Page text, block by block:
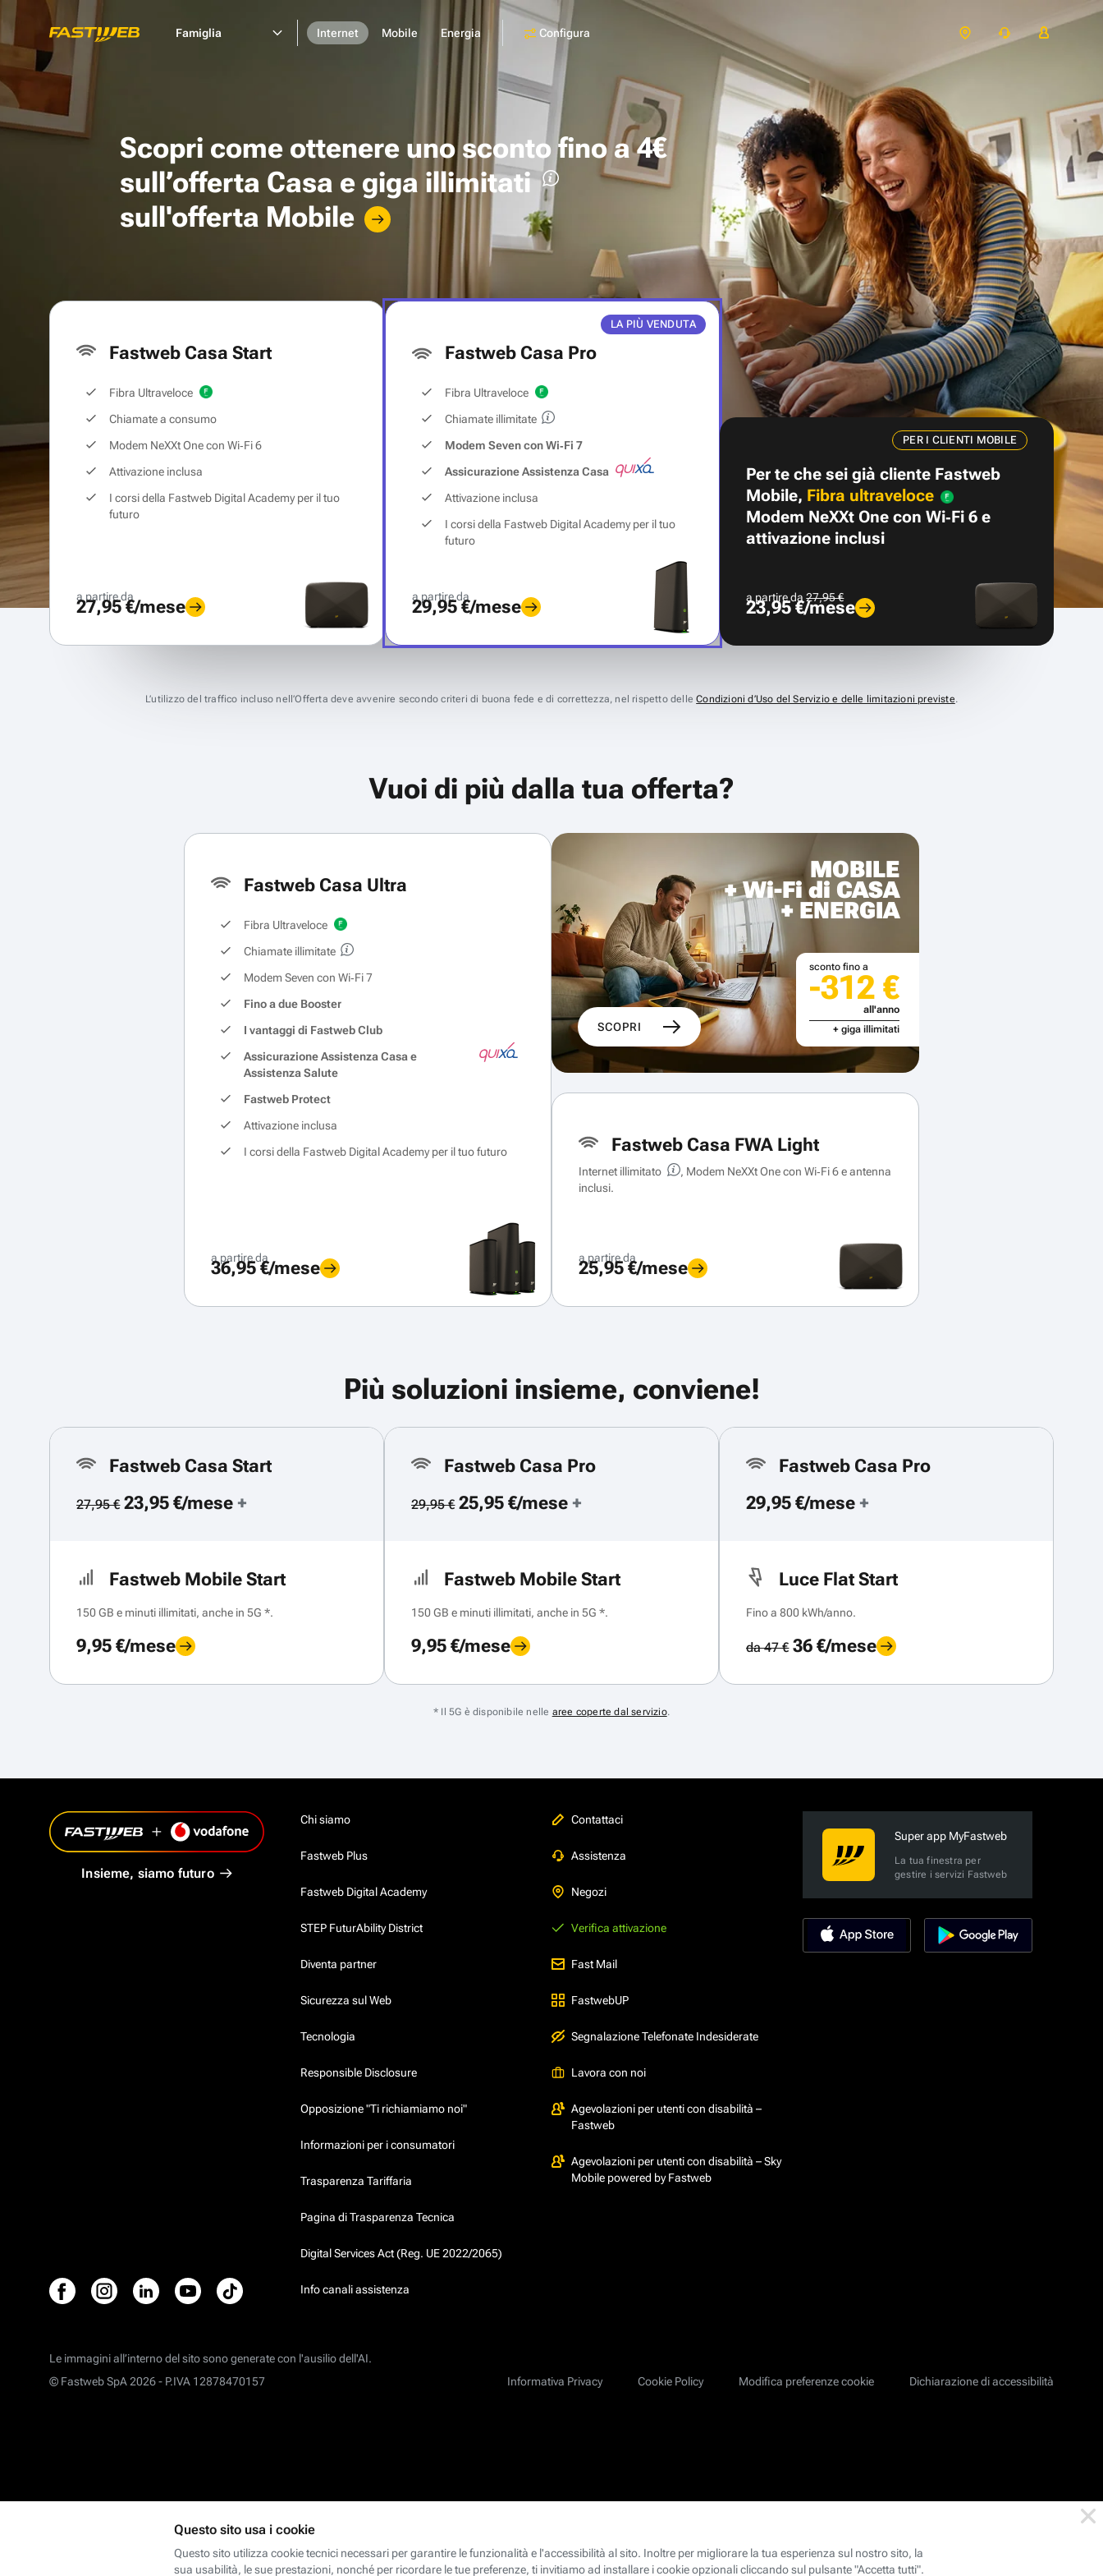
Famiglia Internet Mobile Energia Configura
Scopri come ottenere unosconto fino a 4€
sull’offerta Casa e giga illimitati
sull'offerta Mobile
Fastweb Casa Start
Fibra Ultraveloce
Chiamate a consumo
Modem NeXXt One con Wi‑Fi 6
Attivazione inclusa
I corsi della Fastweb Digital Academy per il tuo
futuro
a partire da
27,95 €/mese
LA PIÙ VENDUTA
Fastweb Casa Pro
Fibra Ultraveloce
Chiamate illimitate
Modem Seven con Wi‑Fi 7
Assicurazione Assistenza Casa
Attivazione inclusa
I corsi della Fastweb Digital Academy per il tuo
futuro
a partire da
29,95 €/mese
PER I CLIENTI MOBILE
Per te che sei già cliente Fastweb
Mobile, Fibra ultraveloce
Modem NeXXt One con Wi‑Fi 6 e
attivazione inclusi
a partire da27,95 €
23,95 €/mese
L’utilizzo del traffico incluso nell’Offerta deve avvenire secondo criteri di buona fede e di correttezza, nel rispetto delleCondizioni d’Uso del Servizio e delle limitazioni previste.
Vuoi di più dalla tua offerta?
Fastweb Casa Ultra
Fibra Ultraveloce
Chiamate illimitate
Modem Seven con Wi‑Fi 7
Fino a due Booster
I vantaggi di Fastweb Club
Assicurazione Assistenza Casa e
Assistenza Salute
Fastweb Protect
Attivazione inclusa
I corsi della Fastweb Digital Academy per il tuo futuro
a partire da
36,95 €/mese
MOBILE
+ Wi-Fi di CASA
+ ENERGIA
SCOPRI
sconto fino a
-312 €
all'anno
+ giga illimitati
Fastweb Casa FWA Light
Internet illimitato
, Modem NeXXt One con Wi‑Fi 6 e antenna
inclusi.
a partire da
25,95 €/mese
Più soluzioni insieme, conviene!
Fastweb Casa Start
27,95 €23,95 €/mese +
Fastweb Mobile Start
150 GB e minuti illimitati, anche in 5G *.
9,95 €/mese
Fastweb Casa Pro
29,95 €25,95 €/mese +
Fastweb Mobile Start
150 GB e minuti illimitati, anche in 5G *.
9,95 €/mese
Fastweb Casa Pro
29,95 €/mese +
Luce Flat Start
Fino a 800 kWh/anno.
da 47 €36 €/mese
* Il 5G è disponibile nelle aree coperte dal servizio.
Insieme, siamo futuro
Chi siamo
Fastweb Plus
Fastweb Digital Academy
STEP FuturAbility District
Diventa partner
Sicurezza sul Web
Tecnologia
Responsible Disclosure
Opposizione "Ti richiamiamo noi"
Informazioni per i consumatori
Trasparenza Tariffaria
Pagina di Trasparenza Tecnica
Digital Services Act (Reg. UE 2022/2065)
Info canali assistenza
Contattaci
Assistenza
Negozi
Verifica attivazione
Fast Mail
FastwebUP
Segnalazione Telefonate Indesiderate
Lavora con noi
Agevolazioni per utenti con disabilità –
Fastweb
Agevolazioni per utenti con disabilità – Sky
Mobile powered by Fastweb
Super app MyFastweb
La tua finestra per
gestire i servizi Fastweb
Le immagini all’interno del sito sono generate con l'ausilio dell'AI.
Informativa Privacy
Cookie Policy Modifica preferenze cookie Dichiarazione di accessibilità
© Fastweb SpA 2026 - P.IVA 12878470157